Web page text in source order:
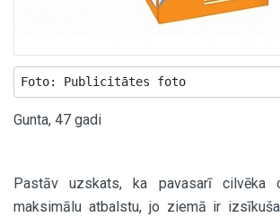
Foto: Publicitātes foto
Gunta, 47 gadi
Pastāv uzskats, ka pavasarī cilvēka
maksimālu atbalstu, jo ziemā ir